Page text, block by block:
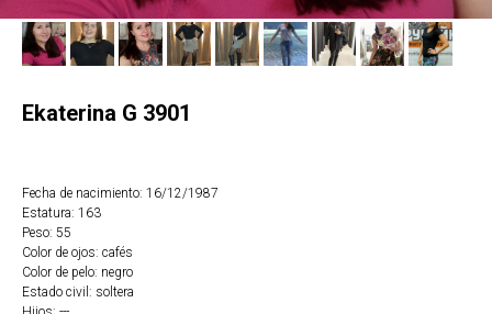
Ekaterina G 3901
Fecha de nacimiento: 16/12/1987
Estatura: 163
Peso: 55
Color de ojos: cafés
Color de pelo: negro
Estado civil: soltera